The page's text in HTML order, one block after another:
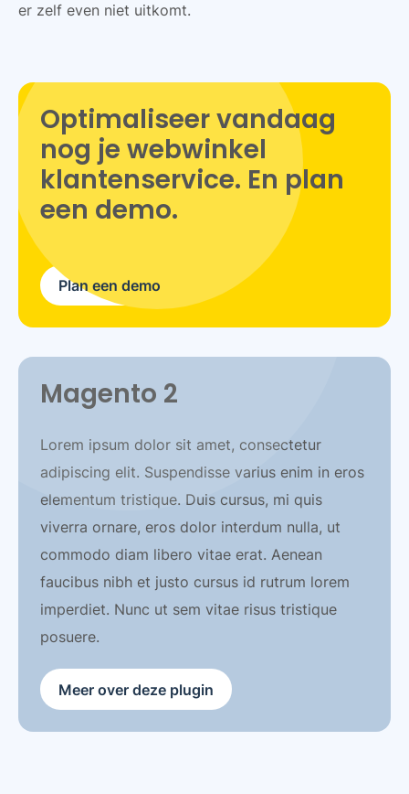
er zelf even niet uitkomt.
Optimaliseer vandaag
nog je webwinkel
klantenservice. En plan
een demo.
Plan een demo
Magento 2
Lorem ipsum dolor sit amet, consectetur
adipiscing elit. Suspendisse varius enim in eros
elementum tristique. Duis cursus, mi quis
viverra ornare, eros dolor interdum nulla, ut
commodo diam libero vitae erat. Aenean
faucibus nibh et justo cursus id rutrum lorem
imperdiet. Nunc ut sem vitae risus tristique
posuere.
Meer over deze plugin